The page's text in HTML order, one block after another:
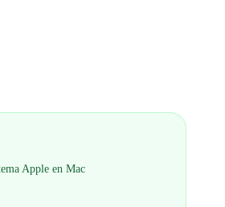
Apple en Mac